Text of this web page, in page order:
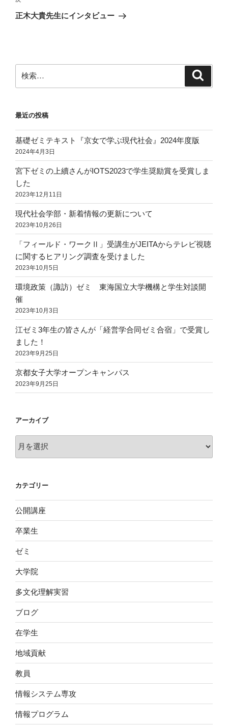
ゲ
ン
の
正木大貴先生にインタビュー
索:
最近の投稿
基礎ゼミテキスト『京女で学ぶ現代社会』2024年度版
2024年4月3日
宮下ゼミの上續さんがIOTS2023で学生奨励賞を受賞しま
した
2023年12月11日
現代社会学部・新着情報の更新について
2023年10月26日
「フィールド・ワークⅡ」受講生がJEITAからテレビ視聴
に関するヒアリング調査を受けました
2023年10月5日
環境政策（諏訪）ゼミ 東海国立大学機構と学生対談開
催
2023年10月3日
江ゼミ3年生の皆さんが「経営学合同ゼミ合宿」で受賞し
ました！
2023年9月25日
京都女子大学オープンキャンパス
2023年9月25日
アーカイブ
ー
ブ
カテゴリー
公開講座
卒業生
ゼミ
大学院
多文化理解実習
ブログ
在学生
地域貢献
教員
情報システム専攻
情報プログラム